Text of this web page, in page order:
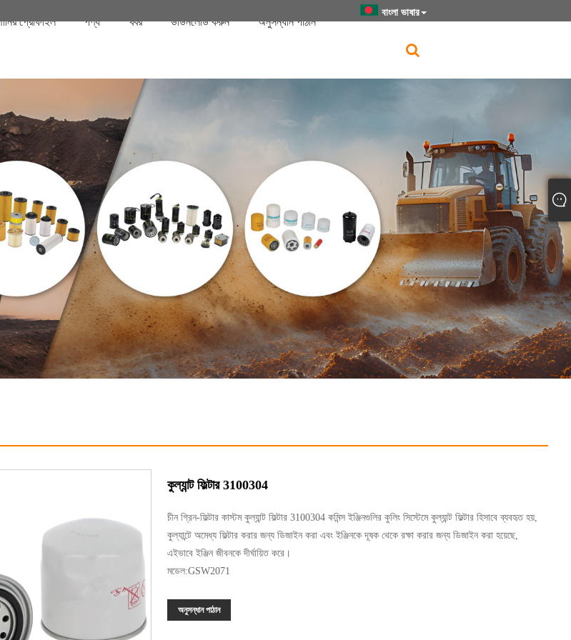
বাংলা ভাষার
প্রোফাইল পণ্য খবর ডাউনলোড করুন অনুসন্ধান পাঠান
কুল্যান্ট ফিল্টার 3100304
চীন গ্রিন-ফিল্টার কাস্টম কুল্যান্ট ফিল্টার 3100304 কমিন্স ইঞ্জিনগুলির কুলিং সিস্টেমে কুল্যান্ট ফিল্টার হিসাবে ব্যবহৃত হয়,
কুল্যান্টে অমেধ্য ফিল্টার করার জন্য ডিজাইন করা এবং ইঞ্জিনকে দূষক থেকে রক্ষা করার জন্য ডিজাইন করা হয়েছে,
এইভাবে ইঞ্জিন জীবনকে দীর্ঘায়িত করে।
মডেল:GSW2071
অনুসন্ধান পাঠান